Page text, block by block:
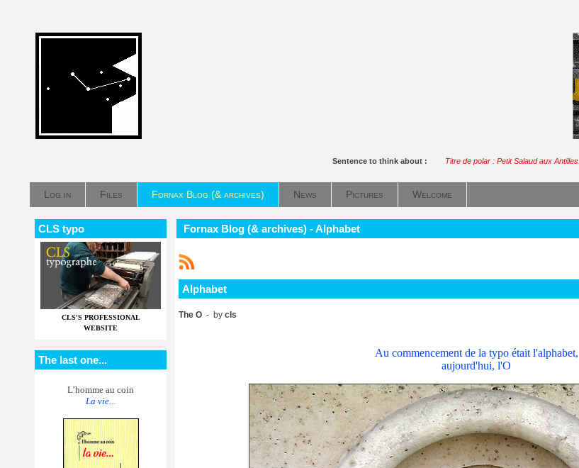
Sentence to think about : Titre de polar : Petit Salaud aux Antilles.
Log in Files Fornax Blog (& archives) News Pictures Welcome
CLS typo
CLS'S PROFESSIONAL
WEBSITE
The last one...
L’homme au coin
La vie...
Fornax Blog (& archives) - Alphabet
Alphabet
The O - by cls
Au commencement de la typo était l'alphabet,
aujourd'hui, l'O